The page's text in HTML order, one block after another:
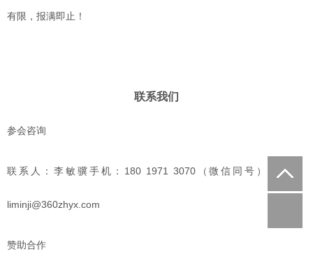
有限，报满即止！